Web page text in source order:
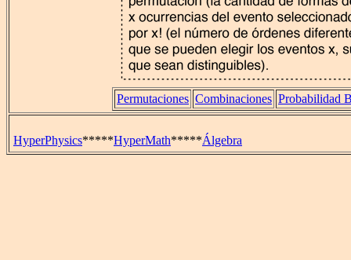
Permutaciones Combinaciones Probabilidad
HyperPhysics*****HyperMath*****Álgebra